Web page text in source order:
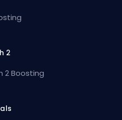
2
2 Boosting